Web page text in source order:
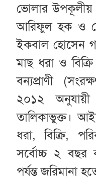
ভোলার উপকূলীয়
আরিফুল হক ও
ইকবাল হোসেন
মাছ ধরা ও বিক্রি
বন্যপ্রাণী
২০১২ অনুযায়ী
তালিকাভুক্ত।
ধরা, বিক্রি,
সর্বোচ্চ ২ বছর
পর্যন্ত জরিমানা